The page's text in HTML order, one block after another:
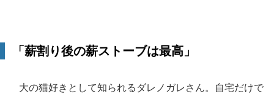
「薪割り後の薪ストーブは最高」
大の猫好きとして知られるダレノガレさん。自宅だけで